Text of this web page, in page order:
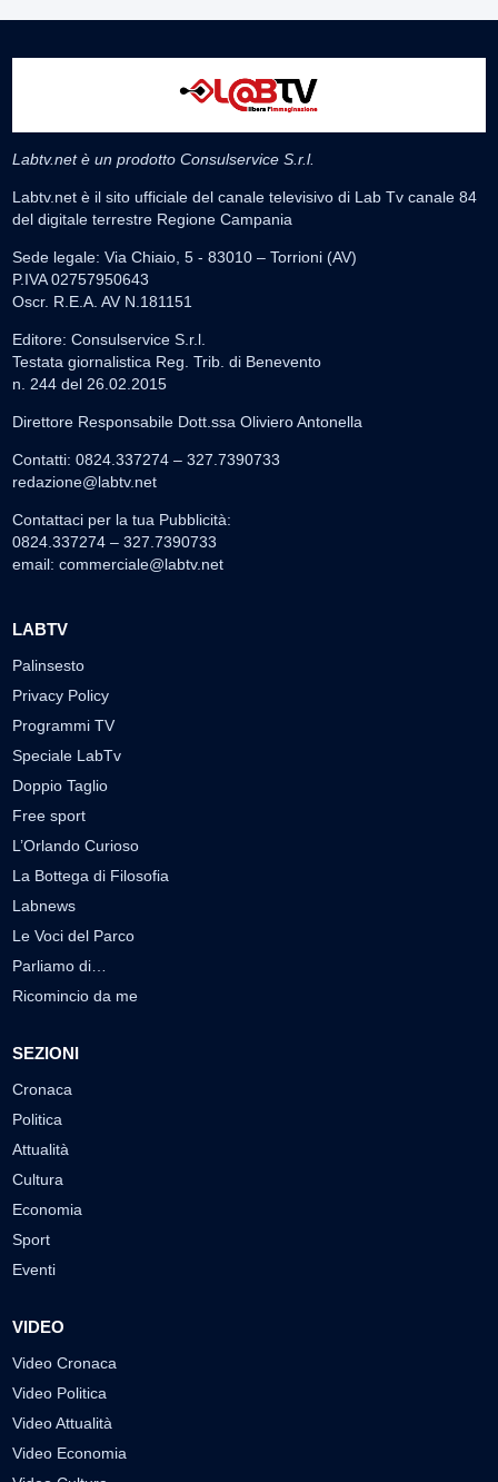
Labtv.net è un prodotto Consulservice S.r.l.
Labtv.net è il sito ufficiale del canale televisivo di Lab Tv canale 84
del digitale terrestre Regione Campania
Sede legale: Via Chiaio, 5 - 83010 – Torrioni (AV)
P.IVA 02757950643
Oscr. R.E.A. AV N.181151
Editore: Consulservice S.r.l.
Testata giornalistica Reg. Trib. di Benevento
n. 244 del 26.02.2015
Direttore Responsabile Dott.ssa Oliviero Antonella
Contatti: 0824.337274 – 327.7390733
redazione@labtv.net
Contattaci per la tua Pubblicità:
0824.337274 – 327.7390733
email: commerciale@labtv.net
LABTV
Palinsesto
Privacy Policy
Programmi TV
Speciale LabTv
Doppio Taglio
Free sport
L’Orlando Curioso
La Bottega di Filosofia
Labnews
Le Voci del Parco
Parliamo di…
Ricomincio da me
SEZIONI
Cronaca
Politica
Attualità
Cultura
Economia
Sport
Eventi
VIDEO
Video Cronaca
Video Politica
Video Attualità
Video Economia